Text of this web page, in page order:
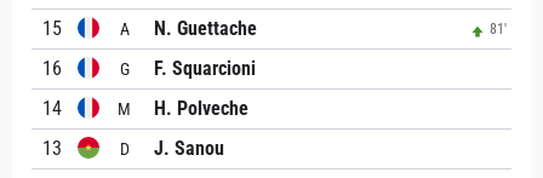
15 A N. Guettache 81'
16 G
F. Squarcioni
14
M
H. Polveche
13
D J. Sanou